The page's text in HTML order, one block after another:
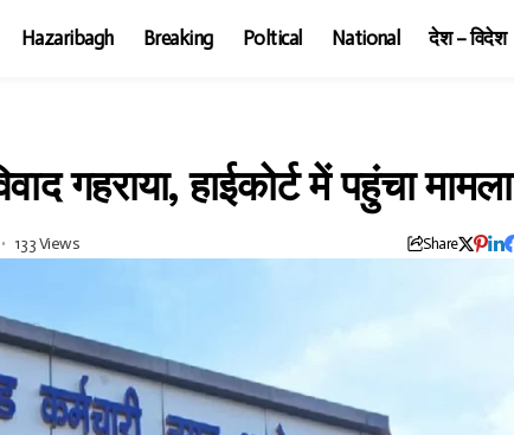
Hazaribagh Breaking Poltical National देश – विदेश
गहराया, हाईकोर्ट में पहुंचा मामला
133 Views Share